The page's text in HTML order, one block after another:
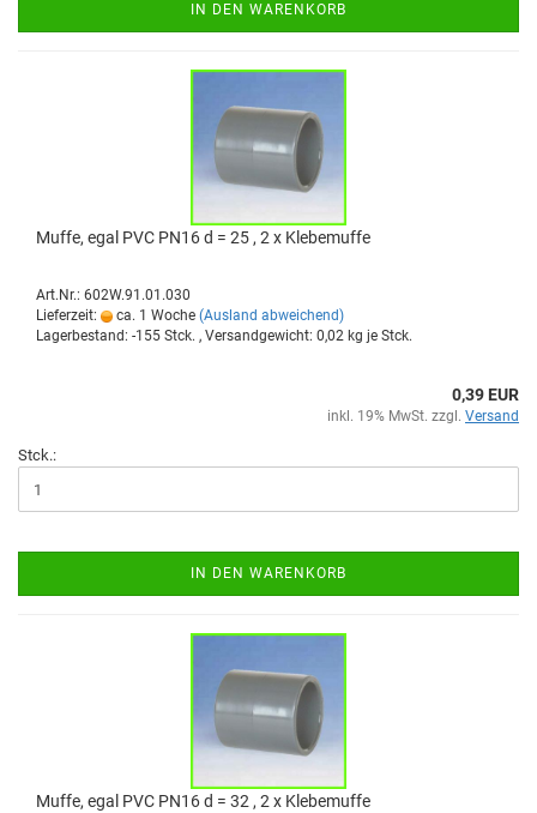
IN DEN WARENKORB
Muffe, egal PVC PN16 d = 25 , 2 x Kle­be­muf­fe
Art.Nr.: 602W.91.01.030
Lieferzeit:
ca. 1 Woche (Ausland abweichend)
Lagerbestand: -155 Stck. , Versandgewicht: 0,02 kg je Stck.
0,39 EUR
inkl. 19% MwSt. zzgl. Versand
Stck.:
IN DEN WARENKORB
Muffe, egal PVC PN16 d = 32 , 2 x Kle­be­muf­fe